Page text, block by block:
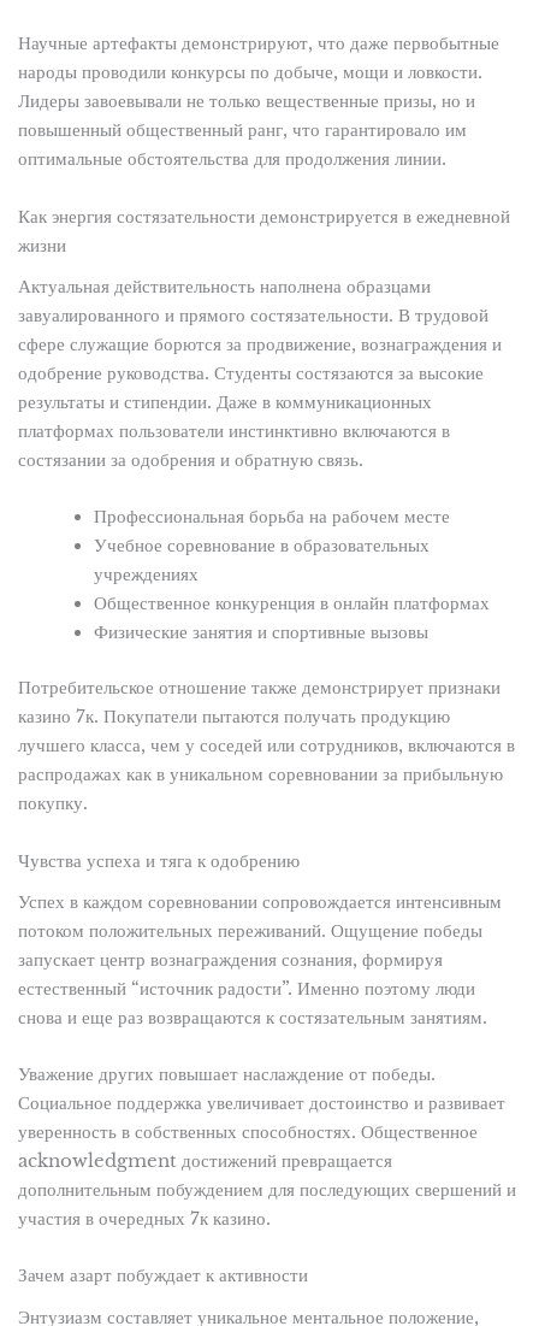
Научные артефакты демонстрируют, что даже первобытные
народы проводили конкурсы по добыче, мощи и ловкости.
Лидеры завоевывали не только вещественные призы, но и
повышенный общественный ранг, что гарантировало им
оптимальные обстоятельства для продолжения линии.
Как энергия состязательности демонстрируется в ежедневной
жизни
Актуальная действительность наполнена образцами
завуалированного и прямого состязательности. В трудовой
сфере служащие борются за продвижение, вознаграждения и
одобрение руководства. Студенты состязаются за высокие
результаты и стипендии. Даже в коммуникационных
платформах пользователи инстинктивно включаются в
состязании за одобрения и обратную связь.
Профессиональная борьба на рабочем месте
Учебное соревнование в образовательных
учреждениях
Общественное конкуренция в онлайн платформах
Физические занятия и спортивные вызовы
Потребительское отношение также демонстрирует признаки
казино 7к. Покупатели пытаются получать продукцию
лучшего класса, чем у соседей или сотрудников, включаются в
распродажах как в уникальном соревновании за прибыльную
покупку.
Чувства успеха и тяга к одобрению
Успех в каждом соревновании сопровождается интенсивным
потоком положительных переживаний. Ощущение победы
запускает центр вознаграждения сознания, формируя
естественный “источник радости”. Именно поэтому люди
снова и еще раз возвращаются к состязательным занятиям.
Уважение других повышает наслаждение от победы.
Социальное поддержка увеличивает достоинство и развивает
уверенность в собственных способностях. Общественное
acknowledgment достижений превращается
дополнительным побуждением для последующих свершений и
участия в очередных 7к казино.
Зачем азарт побуждает к активности
Энтузиазм составляет уникальное ментальное положение,